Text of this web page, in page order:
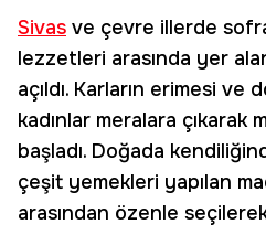
Sivas ve çevre illerde
lezzetleri arasında yer
açıldı. Karların erimesi ve
kadınlar meralara çıkarak
başladı. Doğada
çeşit yemekleri yapılan
arasından özenle